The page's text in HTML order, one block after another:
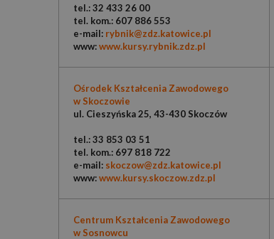
tel.: 32 433 26 00
tel. kom.: 607 886 553
e-mail: rybnik@zdz.katowice.pl
www:www.kursy.rybnik.zdz.pl
Ośrodek Kształcenia Zawodowego
w Skoczowie
ul. Cieszyńska 25, 43-430 Skoczów
tel.: 33 853 03 51
tel. kom.: 697 818 722
e-mail: skoczow@zdz.katowice.pl
www:www.kursy.skoczow.zdz.pl
Centrum Kształcenia Zawodowego
w Sosnowcu